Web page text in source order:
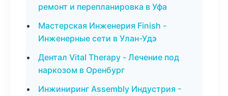
ремонт и перепланировка в Уфа
Мастерская Инженерия Finish -
Инженерные сети в Улан-Удэ
Дентал Vital Therapy - Лечение под
наркозом в Оренбург
Инжиниринг Assembly Индустрия -